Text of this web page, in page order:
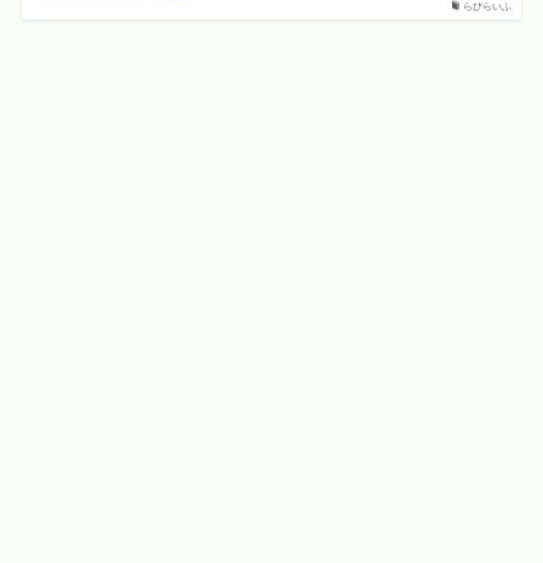
らびらいふ